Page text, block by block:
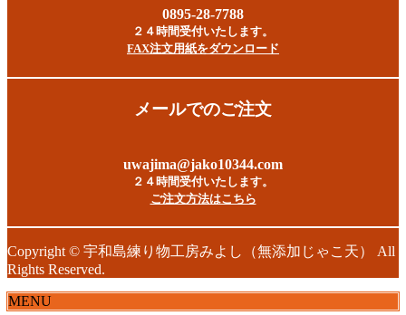
0895-28-7788
２４時間受付いたします。
FAX注文用紙をダウンロード
メールでのご注文
uwajima@jako10344.com
２４時間受付いたします。
ご注文方法はこちら
Copyright © 宇和島練り物工房みよし（無添加じゃこ天） All
Rights Reserved.
MENU